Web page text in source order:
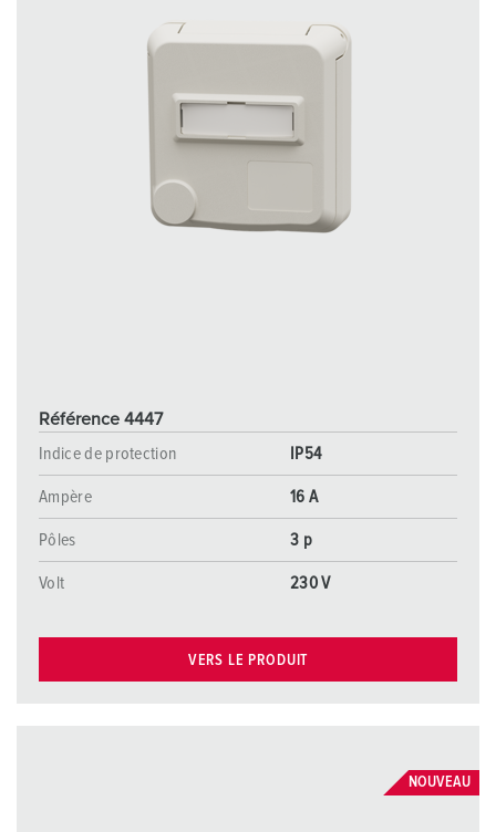
Référence 4447
Indice de protection
IP54
Ampère 16 A
Pôles 3 p
Volt 230 V
VERS LE PRODUIT
NOUVEAU